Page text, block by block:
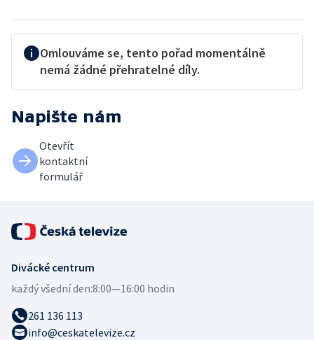
Omlouváme se, tento pořad momentálně
nemá žádné přehratelné díly.
Napište nám
Otevřít
kontaktní
formulář
Divácké centrum
každý všední den:8:00—16:00 hodin
261 136 113
info@ceskatelevize.cz